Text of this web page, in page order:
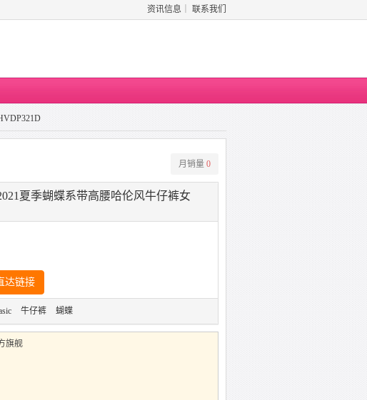
资讯信息 联系我们
月销量 0
夏季蝴蝶系带高腰哈伦风牛仔裤女
达链接
牛仔裤 蝴蝶
旗舰